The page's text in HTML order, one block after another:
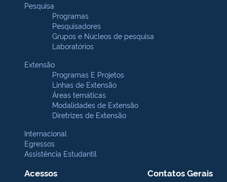
Pesquisa
Programas
Pesquisadores
Grupos e Núcleos de pesquisa
Laboratórios
Extensão
Programas E Projetos
Linhas de Extensão
Áreas temáticas
Modalidades de Extensão
Diretrizes de Extensão
Internacional
Egressos
Assistência Estudantil
Acessos Contatos Gerais